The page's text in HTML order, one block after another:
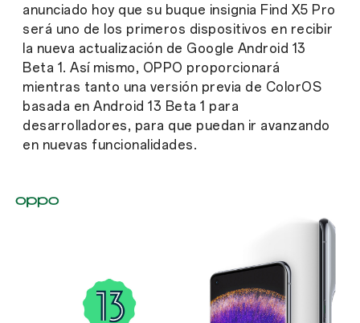
anunciado hoy que su buque insignia Find X5 Pro
será uno de los primeros dispositivos en recibir
la nueva actualización de Google Android 13
Beta 1. Así mismo, OPPO proporcionará
mientras tanto una versión previa de ColorOS
basada en Android 13 Beta 1 para
desarrolladores, para que puedan ir avanzando
en nuevas funcionalidades.